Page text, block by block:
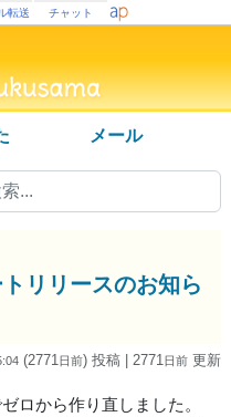
転送 チャット
メール
リリースのお知ら
(2771 日前) 投稿 | 2771 日前 更新
ロから作り直しました。